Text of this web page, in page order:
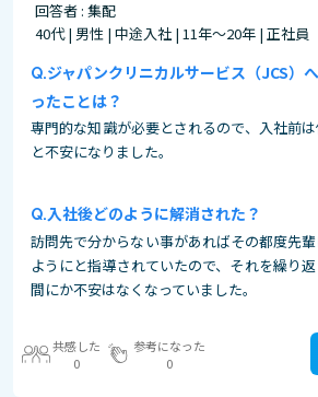
回答者 : 集配
40代 | 男性 | 中途入社 | 11年～20年 | 正社員
ジャパンクリニカルサービス（JCS）
ったことは？
専門的な知識が必要とされるので、入社前
と不安になりました。
入社後どのように解消された？
訪問先で分からない事があればその都度先
ようにと指導されていたので、それを繰り
間にか不安はなくなっていました。
共感した
0
参考になった
0